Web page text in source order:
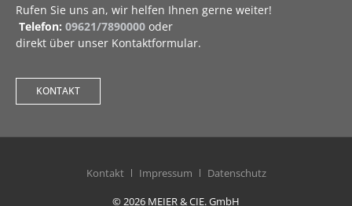
Rufen Sie uns an, wir helfen Ihnen gerne weiter!
Telefon: 09621/7890000 oder
direkt über unser Kontaktformular.
KONTAKT
Kontakt Impressum
Datenschutz
© 2026 MEIER & CIE. GmbH